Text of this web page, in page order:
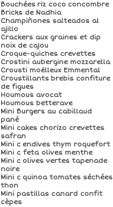
Bouchées riz coco concombre
Bricks de Nadhia
Champiñones salteados al
ajillo
Crackers aux graines et dip
noix de cajou
Croque-quiches crevettes
Crostini aubergine mozzarella
Crousti moëlleux Emmental
Croustillants brebis confiture
de figues
Houmous avocat
Houmous betterave
Mini Burgers au cabillaud
pané
Mini cakes chorizo crevettes
safran
Mini c endives thym roquefort
Mini c feta olives menthe
Mini c olives vertes tapenade
noire
Mini c quinoa tomates séchées
thon
Mini pastillas canard confit
cèpes